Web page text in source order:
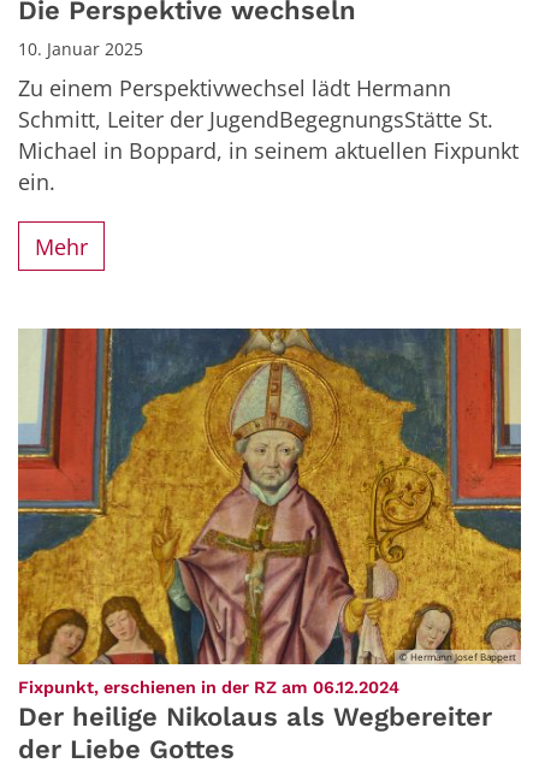
Die Perspektive wechseln
10. Januar 2025
Zu einem Perspektivwechsel lädt Hermann
Schmitt, Leiter der JugendBegegnungsStätte St.
Michael in Boppard, in seinem aktuellen Fixpunkt
ein.
Mehr
© Hermann Josef Bappert
Fixpunkt, erschienen in der RZ am 06.12.2024:
Der heilige Nikolaus als Wegbereiter
der Liebe Gottes